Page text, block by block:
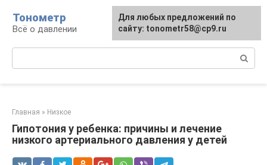
контенту
Тонометр
Всё о давлении
Главная » Низкое
Гипотония у ребенка: причины и лечение
низкого артериального давления у детей
Для любых предложений по
сайту: tonometr58@cp9.ru
Для любых предложений по
сайту: tonometr58@cp9.ru